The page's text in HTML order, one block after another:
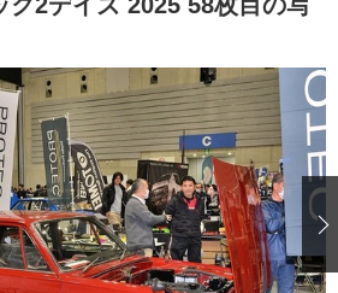
沖縄
愛車 File
ストップ！不具合修理＆粗悪修理
洗車